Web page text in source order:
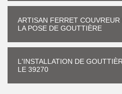
ARTISAN FERRET
LA POSE DE GOUTTIÈRE
L'INSTALLATION DE
LE 39270